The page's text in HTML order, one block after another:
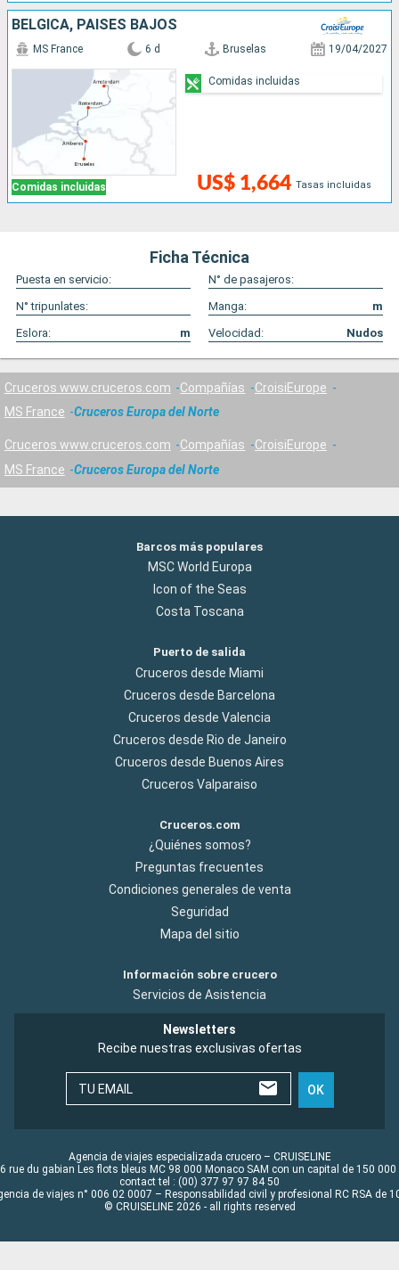
BÉLGICA, PAISES BAJOS
Comidas incluidas
MS France 6 d Bruselas 19/04/2027
US$ 1,664 Tasas incluidas
Comidas incluidas
Ficha Técnica
Puesta en servicio:
N° de pasajeros:
N° tripunlates:
Manga:
m
Eslora:
m Velocidad: Nudos
Cruceros www.cruceros.com Compañías
CroisiEurope
MS France
Cruceros Europa del Norte
Cruceros www.cruceros.com Compañías
CroisiEurope
MS France
Cruceros Europa del Norte
Barcos más populares
MSC World Europa
Icon of the Seas
Costa Toscana
Puerto de salida
Cruceros desde Miami
Cruceros desde Barcelona
Cruceros desde Valencia
Cruceros desde Rio de Janeiro
Cruceros desde Buenos Aires
Cruceros Valparaiso
Cruceros.com
¿Quiénes somos?
Preguntas frecuentes
Condiciones generales de venta
Seguridad
Mapa del sitio
Información sobre crucero
Servicios de Asistencia
Newsletters
Recibe nuestras exclusivas ofertas
TU EMAIL OK
Agencia de viajes especializada crucero – CRUISELINE
rue du gabian Les flots bleus MC 98 000 Monaco SAM con un capital de 150 000
contact tel : (00) 377 97 97 84 50
de viajes n° 006 02 0007 – Responsabilidad civil y profesional RC RSA de
© CRUISELINE 2026 - all rights reserved